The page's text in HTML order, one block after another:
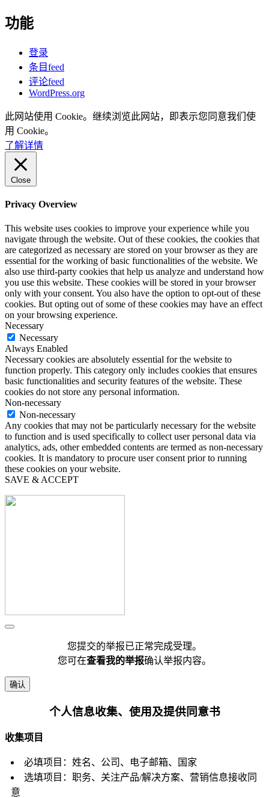
功能
登录
条目feed
评论feed
WordPress.org
此网站使用 Cookie。继续浏览此网站，即表示您同意我们使
用 Cookie。
了解详情
Close
Privacy Overview
This website uses cookies to improve your experience while you
navigate through the website. Out of these cookies, the cookies that
are categorized as necessary are stored on your browser as they are
essential for the working of basic functionalities of the website. We
also use third-party cookies that help us analyze and understand how
you use this website. These cookies will be stored in your browser
only with your consent. You also have the option to opt-out of these
cookies. But opting out of some of these cookies may have an effect
on your browsing experience.
Necessary
Necessary
Always Enabled
Necessary cookies are absolutely essential for the website to
function properly. This category only includes cookies that ensures
basic functionalities and security features of the website. These
cookies do not store any personal information.
Non-necessary
Non-necessary
Any cookies that may not be particularly necessary for the website
to function and is used specifically to collect user personal data via
analytics, ads, other embedded contents are termed as non-necessary
cookies. It is mandatory to procure user consent prior to running
these cookies on your website.
SAVE & ACCEPT
您提交的举报已正常完成受理。
您可在查看我的举报确认举报内容。
确认
个人信息收集、使用及提供同意书
收集项目
必填项目：姓名、公司、电子邮箱、国家
选填项目：职务、关注产品/解决方案、营销信息接收同
意